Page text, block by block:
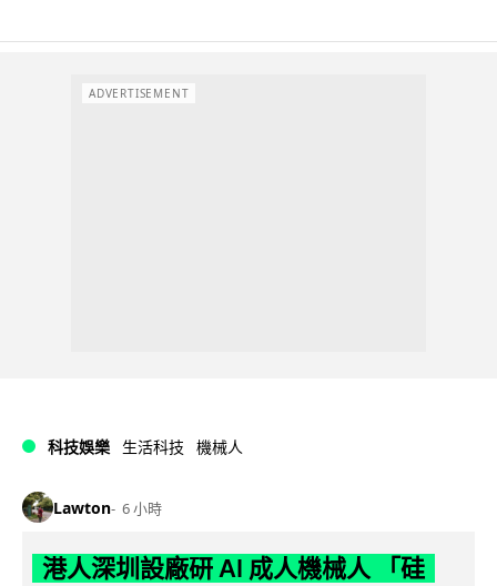
ADVERTISEMENT
科技娛樂 生活科技 機械人
Lawton 6 小時
港人深圳設廠研 AI 成人機械人 「硅